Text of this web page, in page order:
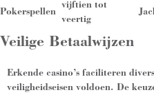
Pokerspellen
vijftien tot
veertig
Veilige Betaalwijzen
Erkende casino’s faciliteren
veiligheidseisen voldoen. De